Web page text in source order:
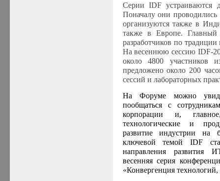
Серии IDF
Поначалу они
организуются также в
также в Европе.
разработчиков по
На весеннюю сессию IDF-
около 4800
предложено около 200
сессий и лабораторных
На Форуме можно
пообщаться с
корпорации и,
технологические и
развитие индустрии
ключевой темой IDF
направления развития
весенняя серия
«Конвергенция